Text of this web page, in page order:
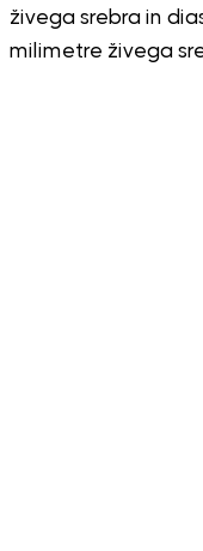
živega srebra in
milimetre živega